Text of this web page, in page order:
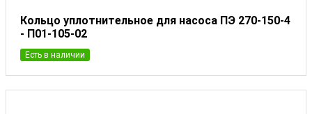
Кольцо уплотнительное для насоса ПЭ 270-150-4
- П01-105-02
Есть в наличии